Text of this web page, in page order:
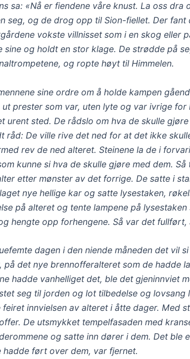
sa: «Nå er fiendene våre knust. La oss
seg, og de drog opp til Sion-fiellet. Der
vokste villnisset som i en skog eller
og holdt en stor klage. De strødde på
og ropte høyt til Himmelen.
sine ordre om å holde kampen
prester som var, uten lyte og var ivrige
urent sted. De rådslo om hva de skulle
råd: De ville rive det ned for at det ikke
rev de ned alteret. Steinene la de i
kunne si hva de skulle gjøre med dem.
etter mønster av det forrige. De satte i
nye hellige kar og satte lysestaken,
på alteret og tente lampene på
hengte opp forhengene. Så var det
dagen i den niende måneden det vil
det nye brennofferalteret som de hadde
hadde vanhelliget det, ble det gjeninnviet
seg til jorden og lot tilbedelse og lovsang
innvielsen av alteret i åtte dager. Med
De utsmykket tempelfasaden med
og satte inn dører i dem. Det ble
hadde ført over dem, var fjernet.